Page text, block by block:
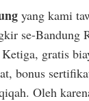
yang kami
se-Bandung
gratis
bonus
Oleh